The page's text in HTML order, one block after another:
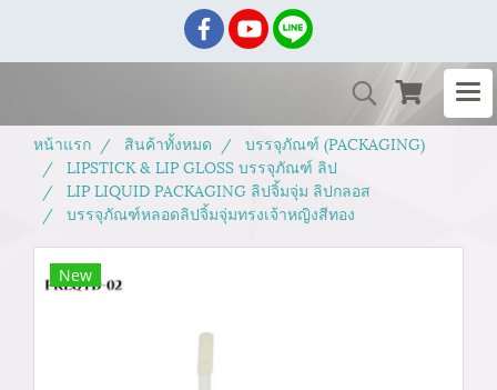
หน้าแรก สินค้าทั้งหมด
บรรจุภัณฑ์ (PACKAGING)
LIPSTICK & LIP GLOSS บรรจุภัณฑ์ ลิป
LIP LIQUID PACKAGING ลิปจิ้มจุ่ม ลิปกลอส
บรรจุภัณฑ์หลอดลิปจิ้มจุ่มทรงเจ้าหญิงสีทอง
New